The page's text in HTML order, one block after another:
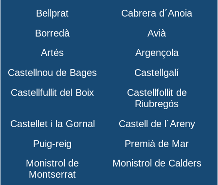
Bellprat
Cabrera d´Anoia
Borredà
Avià
Artés
Argençola
Castellnou de Bages
Castellgalí
Castellfullit del Boix
Castellfollit de
Riubregós
Castellet i la Gornal
Castell de l´Areny
Puig-reig
Premià de Mar
Monistrol de
Montserrat
Monistrol de Calders